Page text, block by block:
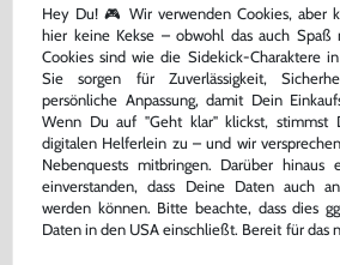
Tomb Raider III
DE Version, nur CD, gebraucht
-10% bisher 7,99 €
jetzt nur7,19 €
Warenkorb
nur
DAS HABEN
Hey Du! 🎮 Wir verwenden Cookies, aber
hier keine Kekse – obwohl das auch Spaß
Cookies sind wie die Sidekick-Charaktere
Sie sorgen für Zuverlässigkeit,
persönliche Anpassung, damit Dein
Wenn Du auf "Geht klar" klickst, stimmst
digitalen Helferlein zu – und wir
Nebenquests mitbringen. Darüber hinaus
einverstanden, dass Deine Daten auch
werden können. Bitte beachte, dass dies
Daten in den USA einschließt. Bereit für das